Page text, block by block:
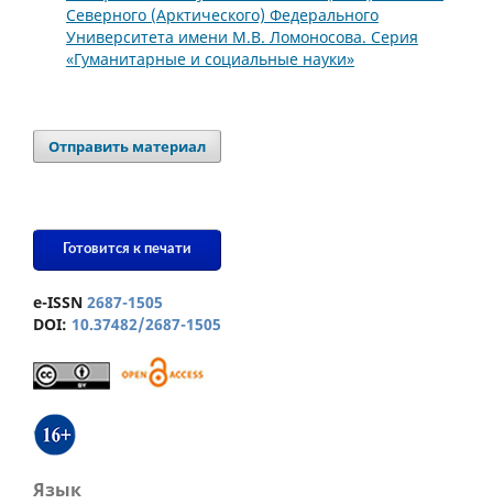
Северного (Арктического) Федерального
Университета имени М.В. Ломоносова. Серия
«Гуманитарные и социальные науки»
Отправить материал
Готовится к печати
e-ISSN 2687-1505
DOI: 10.37482/2687-1505
Язык